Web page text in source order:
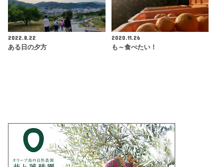
2022.8.22
ある日の夕方
2020.11.26
も～食べたい！